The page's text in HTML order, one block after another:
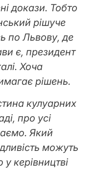
докази. Тобто
рішуче
по Львову, де
є, президент
Хоча
рішень.
кулуарних
про усі
Який
можуть
керівництві